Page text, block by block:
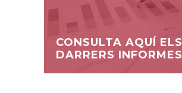
CONSULTA AQUÍ ELS
DARRERS INFORMES